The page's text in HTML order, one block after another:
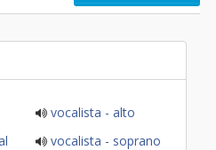
vocalista - alto
vocalista - soprano